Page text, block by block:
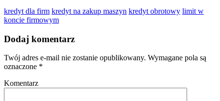
kredyt dla firm kredyt na zakup maszyn kredyt obrotowy limit w
koncie firmowym
Dodaj komentarz
Twój adres e-mail nie zostanie opublikowany. Wymagane pola są
oznaczone *
Komentarz